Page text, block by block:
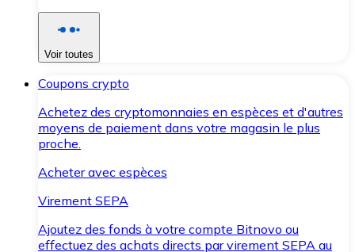
Voir toutes
Coupons crypto
Achetez des cryptomonnaies en espèces et d'autres
moyens de paiement dans votre magasin le plus
proche.
Acheter avec espèces
Virement SEPA
Ajoutez des fonds à votre compte Bitnovo ou
effectuez des achats directs par virement SEPA au